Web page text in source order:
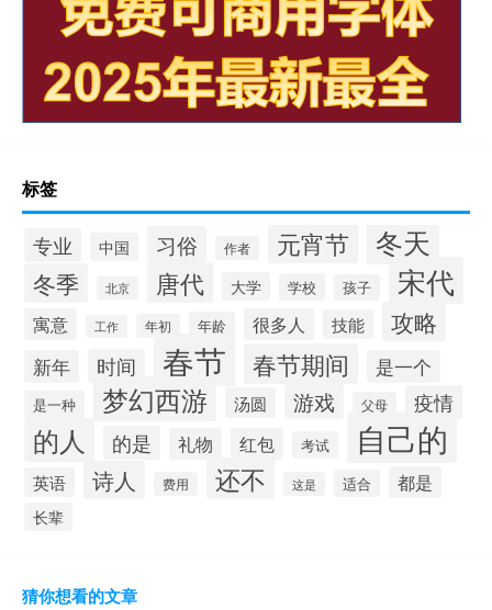
标签
专业 中国 习俗 作者 元宵节 冬天
冬季 北京 唐代 大学 学校 孩子 宋代
寓意 工作 年初 年龄 很多人 技能 攻略
新年 时间 春节 春节期间 是一个
是一种 梦幻西游 汤圆 游戏 父母 疫情
的人 的是 礼物 红包 考试 自己的
英语 诗人 费用 还不 这是 适合 都是
长辈
猜你想看的文章